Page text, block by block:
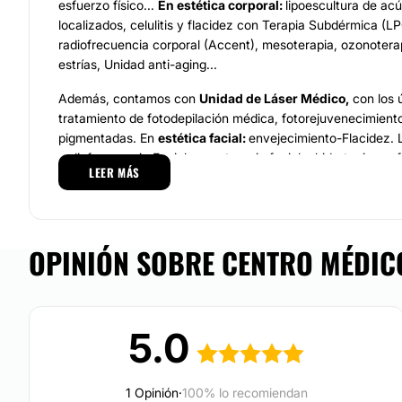
esfuerzo físico... En estética corporal: lipoescultura de
localizados, celulitis y flacidez con Terapia Subdérmica
radiofrecuencia corporal (Accent), mesoterapia,
estrías, Unidad anti-aging...
Además, contamos con Unidad de Láser Médico, con los
tratamiento de fotodepilación médica,
pigmentadas. En estética facial:envejecimiento-Flacidez.
radiofrecuencia Facial, mesoterapia facial e hidrataciones
micropigmentación, relleno de arrugas, manchas faciales.
Cirugía plástica, reparadora y estética: cicatrices,
quemaduras, microcirugía vascular y nerviosa, cirugía de
Centro Médico Amara se encuentra ubicado en San
instalaciones.
Posibilidad de videoconsulta:
LEER MÁS
OPINIÓN SOBRE CENTRO
5.0
1 Opinión·100% lo recomiendan